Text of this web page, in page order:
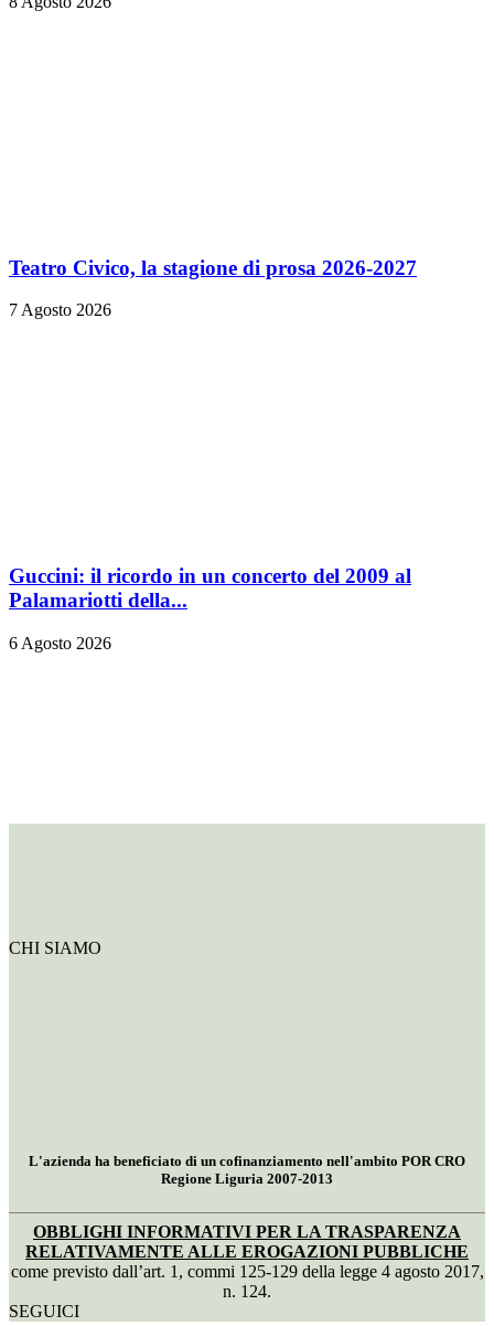
Teatro Civico, la stagione di prosa 2026-2027
7 Agosto 2026
Guccini: il ricordo in un concerto del 2009 al
Palamariotti della...
6 Agosto 2026
CHI SIAMO
L'azienda ha beneficiato di un cofinanziamento nell'ambito POR CRO
Regione Liguria 2007-2013
OBBLIGHI INFORMATIVI PER LA TRASPARENZA
RELATIVAMENTE ALLE EROGAZIONI PUBBLICHE
come previsto dall’art. 1, commi 125-129 della legge 4 agosto 2017,
n. 124.
SEGUICI